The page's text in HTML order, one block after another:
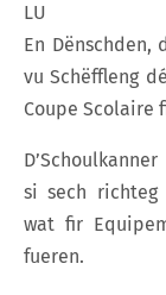
LU
En Dënschden,
vu Schëffleng
Coupe Scolaire
si sech richteg
wat fir
fueren.